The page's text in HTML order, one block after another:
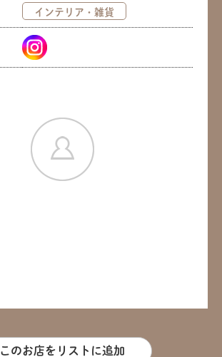
インテリア・雑貨
このお店をリストに追加